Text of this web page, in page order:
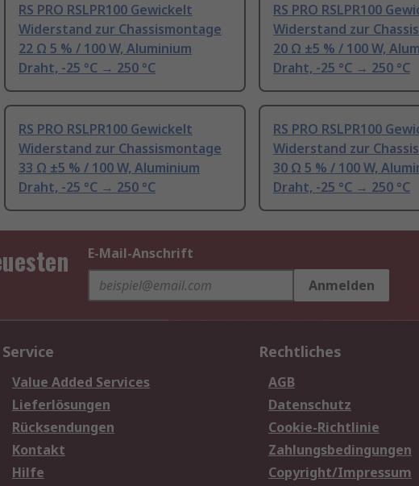
RS PRO RSLPR100 Gewickelt
Widerstand zur Chassismontage
22 Ω 5 % / 100 W, Aluminium
Draht, -25 °C → 250 °C
RS PRO RSLPR100
Widerstand zur
20 Ω ±5 % / 100 W,
Draht, -25 °C → 250 °C
RS PRO RSLPR100 Gewickelt
Widerstand zur Chassismontage
33 Ω ±5 % / 100 W, Aluminium
Draht, -25 °C → 250 °C
RS PRO RSLPR100
Widerstand zur
30 Ω 5 % / 100 W,
Draht, -25 °C → 250 °C
E-Mail-Anschrift
Anmelden
Service
Value Added Services
Lieferlösungen
Rücksendungen
Kontakt
Hilfe
Rechtliches
AGB
Datenschutz
Cookie-Richtlinie
Zahlungsbedingungen
Copyright/Impressum